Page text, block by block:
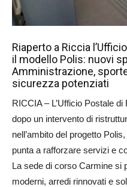
Riaperto a Riccia
il modello Polis: nuovi
Amministrazione,
sicurezza potenziati
RICCIA – L’Ufficio Postale
dopo un intervento di
nell’ambito del progetto
punta a rafforzare servizi e
La sede di corso Carmine si
moderni, arredi rinnovati e